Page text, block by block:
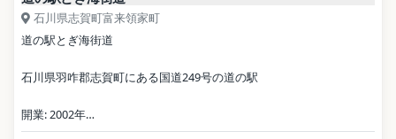
石川県志賀町富来領家町
道の駅とぎ海街道
石川県羽咋郡志賀町にある国道249号の道の駅
開業: 2002年